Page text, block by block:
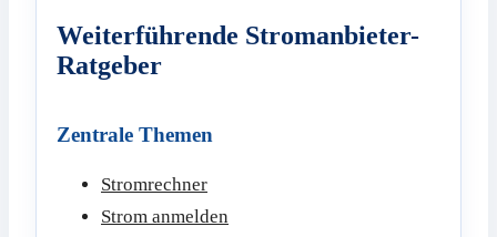
Weiterführende Stromanbieter-
Ratgeber
Zentrale Themen
Stromrechner
Strom anmelden